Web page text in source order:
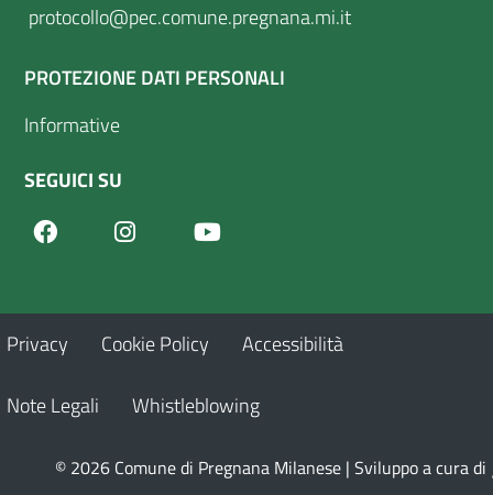
protocollo@pec.comune.pregnana.mi.it
PROTEZIONE DATI PERSONALI
Informative
SEGUICI SU
FacebookInstagram
Privacy Cookie Policy Accessibilità
Note Legali Whistleblowing
© 2026 Comune di Pregnana Milanese | Sviluppo a cura di